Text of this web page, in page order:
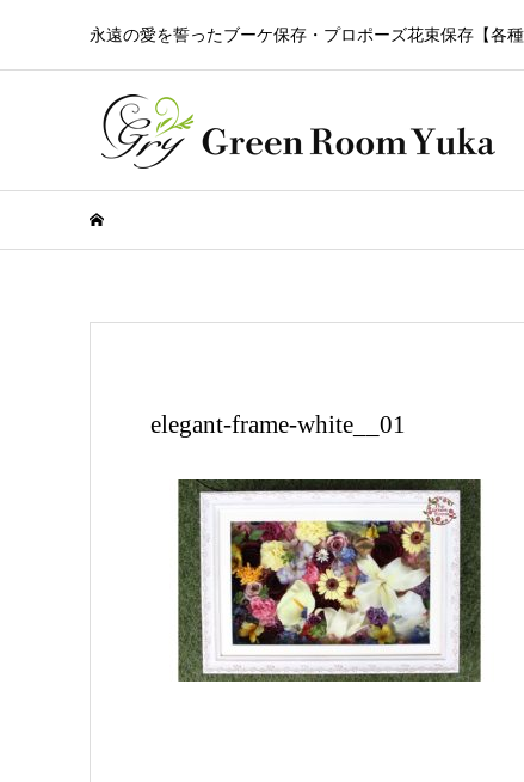
永遠の愛を誓ったブーケ保存・プロポーズ花束保存【各
elegant-frame-white__01